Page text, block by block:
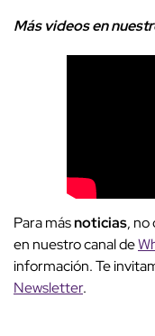
Más videosen
Para másnoticias, no
en nuestro canal de
información. Te
Newsletter.